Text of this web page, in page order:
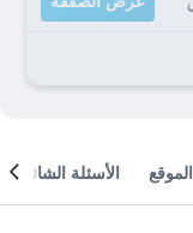
الموقع الأسئلة الشائعة